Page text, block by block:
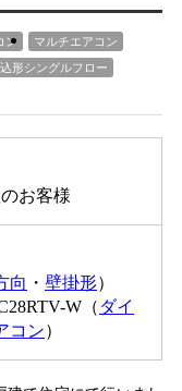
ン
マルチエアコン
形シングルフロー
お客様
向 ・ 壁掛形）
W（ ダイ
コン）